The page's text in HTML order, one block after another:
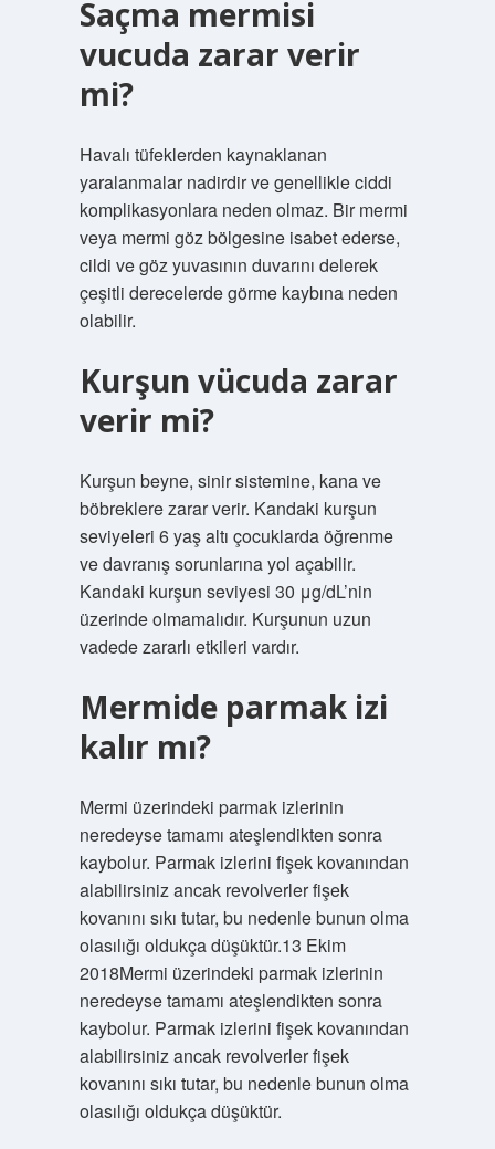
Saçma mermisi
vucuda zarar verir
mi?
Havalı tüfeklerden kaynaklanan
yaralanmalar nadirdir ve genellikle ciddi
komplikasyonlara neden olmaz. Bir mermi
veya mermi göz bölgesine isabet ederse,
cildi ve göz yuvasının duvarını delerek
çeşitli derecelerde görme kaybına neden
olabilir.
Kurşun vücuda zarar
verir mi?
Kurşun beyne, sinir sistemine, kana ve
böbreklere zarar verir. Kandaki kurşun
seviyeleri 6 yaş altı çocuklarda öğrenme
ve davranış sorunlarına yol açabilir.
Kandaki kurşun seviyesi 30 μg/dL’nin
üzerinde olmamalıdır. Kurşunun uzun
vadede zararlı etkileri vardır.
Mermide parmak izi
kalır mı?
Mermi üzerindeki parmak izlerinin
neredeyse tamamı ateşlendikten sonra
kaybolur. Parmak izlerini fişek kovanından
alabilirsiniz ancak revolverler fişek
kovanını sıkı tutar, bu nedenle bunun olma
olasılığı oldukça düşüktür.13 Ekim
2018Mermi üzerindeki parmak izlerinin
neredeyse tamamı ateşlendikten sonra
kaybolur. Parmak izlerini fişek kovanından
alabilirsiniz ancak revolverler fişek
kovanını sıkı tutar, bu nedenle bunun olma
olasılığı oldukça düşüktür.